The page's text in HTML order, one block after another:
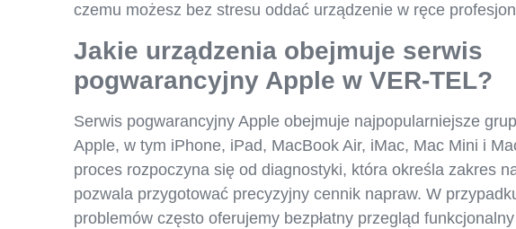
czemu możesz bez stresu oddać urządzenie w ręce
Jakie urządzenia obejmuje serwis
pogwarancyjny Apple w VER-TEL?
Serwis pogwarancyjny Apple obejmuje najpopularniejsze
Apple, w tym iPhone, iPad, MacBook Air, iMac, Mac Mini i
proces rozpoczyna się od diagnostyki, która określa zakres
pozwala przygotować precyzyjny cennik napraw. W
problemów często oferujemy bezpłatny przegląd